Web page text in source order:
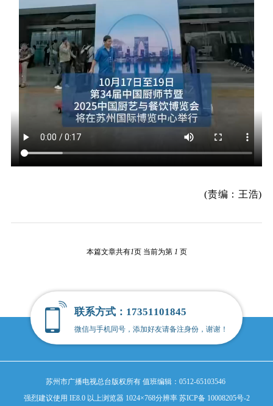
(责编：王浩)
本篇文章共有1页 当前为第 1 页
联系方式：17351101845
微信与手机同号，添加好友请备注身份，谢谢！
苏州市广播电视总台版权所有 值班编辑：0512-65103546
强烈建议使用 IE8.0 以上浏览器 1024×768分辨率 苏ICP备 10008205号-2